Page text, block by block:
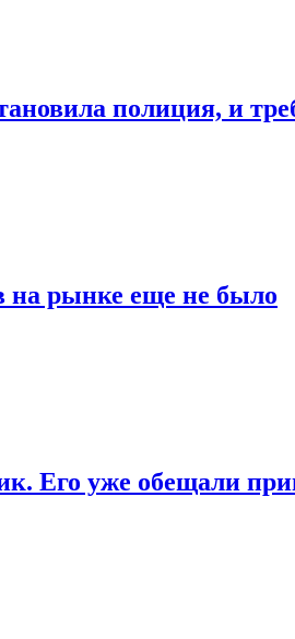
полиция, и
на рынке еще не было
Его уже обещали